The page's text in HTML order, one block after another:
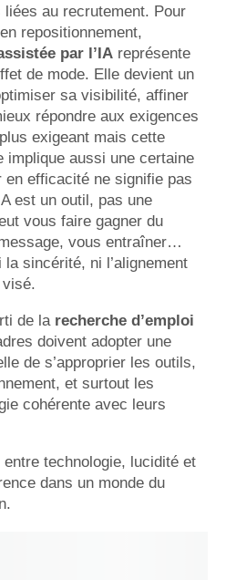
au recrutement. Pour
repositionnement,
par l’IA représente
de mode. Elle devient un
sa visibilité, affiner
répondre aux exigences
exigeant mais cette
implique aussi une certaine
en efficacité ne signifie pas
est un outil, pas une
vous faire gagner du
vous entraîner…
sincérité, ni l’alignement
de la recherche d’emploi
doivent adopter une
de s’approprier les outils,
et surtout les
cohérente avec leurs
entre technologie, lucidité et
dans un monde du